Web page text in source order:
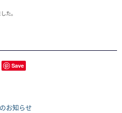
た。
Save
お知らせ